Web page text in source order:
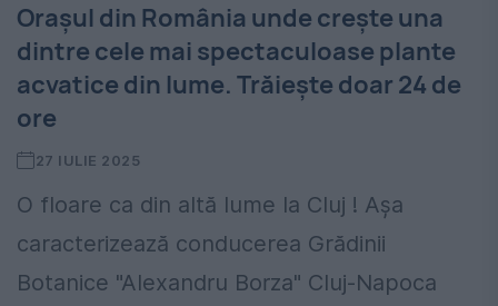
Orașul din România unde crește una
dintre cele mai spectaculoase plante
acvatice din lume. Trăiește doar 24 de
ore
27 IULIE 2025
O floare ca din altă lume la Cluj ! Așa
caracterizează conducerea Grădinii
Botanice "Alexandru Borza" Cluj-Napoca